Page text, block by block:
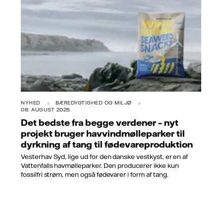
NYHED
BÆREDYGTIGHED OG MILJØ
08. AUGUST 2025
Det bedste fra begge verdener – nyt
projekt bruger havvindmølleparker til
dyrkning af tang til fødevareproduktion
Vesterhav Syd, lige ud for den danske vestkyst, er en af
Vattenfalls havmølleparker. Den producerer ikke kun
fossilfri strøm, men også fødevarer i form af tang.